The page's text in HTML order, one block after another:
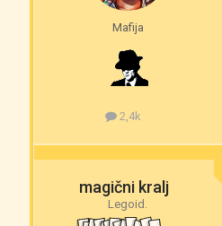
Mafija
2,4k
magični kralj
Legoid.